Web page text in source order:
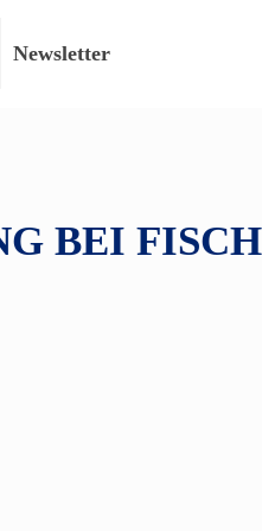
Newsletter
BEI